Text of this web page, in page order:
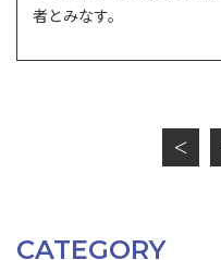
者とみなす。
＜
CATEGORY